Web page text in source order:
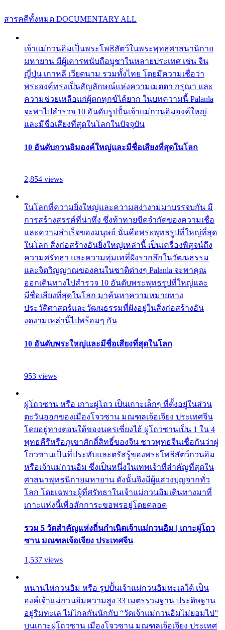
สารคดีทั้งหมด DOCUMENTARY ALL
เจ้าแม่กวนอิมเป็นพระโพธิสัตว์ในพระพุทธศาสนานิกาย
มหายาน มีผู้เคารพนับถือบูชาในหลายประเทศ เช่น จีน
ญี่ปุ่น เกาหลี เวียดนาม รวมทั้งไทย โดยมีความเชื่อว่า
พระองค์ทรงเป็นสัญลักษณ์แห่งความเมตตา กรุณา และ
ความช่วยเหลือแก่ผู้ตกทุกข์ได้ยาก ในบทความนี้ Palanla
จะพาไปสำรวจ 10 อันดับรูปปั้นเจ้าแม่กวนอิมองค์ใหญ่
และมีชื่อเสียงที่สุดในโลกในปัจจุบัน
10 อันดับกวนอิมองค์ใหญ่และมีชื่อเสียงที่สุดในโลก
2,854 views
ในโลกที่ความยิ่งใหญ่และความสง่างามมาบรรจบกัน มี
การสร้างสรรค์ที่น่าทึ่ง ซึ่งท้าทายขีดจำกัดของความเชื่อ
และความสำเร็จของมนุษย์ นั่นคือพระพุทธรูปที่ใหญ่ที่สุด
ในโลก สิ่งก่อสร้างอันยิ่งใหญ่เหล่านี้ เป็นเครื่องพิสูจน์ถึง
ความศรัทธา และความทุ่มเทที่ฝังรากลึกในวัฒนธรรม
และจิตวิญญาณของคนในชาติต่างๆ Palanla จะพาคุณ
ออกเดินทางไปสำรวจ 10 อันดับพระพุทธรูปที่ใหญ่และ
มีชื่อเสียงที่สุดในโลก มาค้นหาความหมายทาง
ประวัติศาสตร์และวัฒนธรรมที่ฝังอยู่ในสิ่งก่อสร้างอัน
งดงามเหล่านี้ไปพร้อมๆ กัน
10 อันดับพระใหญ่และมีชื่อเสียงที่สุดในโลก
953 views
ผู่โถวซาน หรือ เกาะผู่โถว เป็นเกาะเล็กๆ ที่ตั้งอยู่ในส่วน
ตะวันออกของเมืองโจวซาน มณฑลเจ้อเจียง ประเทศจีน
โดยอยู่ทางตอนใต้ของนครเซี่ยงไฮ้ ผู่โถวซานเป็น 1 ใน 4
พุทธคีรีหรือภูเขาศักดิ์สิทธิ์ของจีน ชาวพุทธจีนเชื่อกันว่าผู่
โถวซานเป็นที่ประทับและตรัสรู้ของพระโพธิสัตว์กวนอิม
หรือเจ้าแม่กวนอิม ซึ่งเป็นหนึ่งในเทพเจ้าที่สำคัญที่สุดใน
ศาสนาพุทธนิกายมหายาน ดังนั้นจึงมีผู้แสวงบุญจากทั่ว
โลก โดยเฉพาะผู้ที่ศรัทธาในเจ้าแม่กวนอิมเดินทางมาที่
เกาะแห่งนี้เพื่อสักการะขอพรอยู่โดยตลอด
รวม 5 วัดสำคัญแห่งถิ่นกำเนิดเจ้าแม่กวนอิม | เกาะผู่โถว
ซาน มณฑลเจ้อเจียง ประเทศจีน
1,537 views
หนานไห่กวนอิม หรือ รูปปั้นเจ้าแม่กวนอิมทะเลใต้ เป็น
องค์เจ้าแม่กวนอิมความสูง 33 เมตรรวมฐาน ประดิษฐาน
อยู่ริมทะเล ไม่ไกลกันนักกับ “วัดเจ้าแม่กวนอิมไม่ยอมไป”
บนเกาะผู่โถวซาน เมืองโจวซาน มณฑลเจ้อเจียง ประเทศ